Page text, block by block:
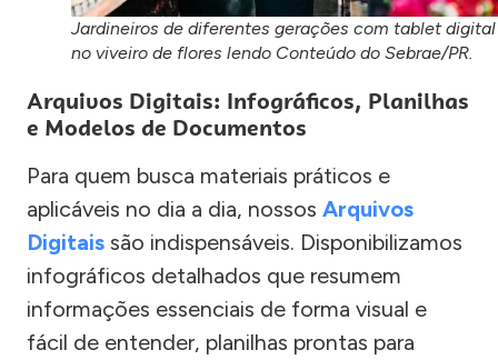
Jardineiros de diferentes gerações com tablet digital
no viveiro de flores lendo Conteúdo do Sebrae/PR.
Arquivos Digitais: Infográficos, Planilhas
e Modelos de Documentos
Para quem busca materiais práticos e
aplicáveis no dia a dia, nossos Arquivos
Digitais são indispensáveis. Disponibilizamos
infográficos detalhados que resumem
informações essenciais de forma visual e
fácil de entender, planilhas prontas para